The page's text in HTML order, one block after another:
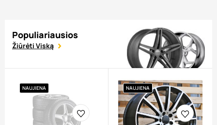
Populiariausios
Žiūrėti Viską
NAUJIENA NAUJIENA